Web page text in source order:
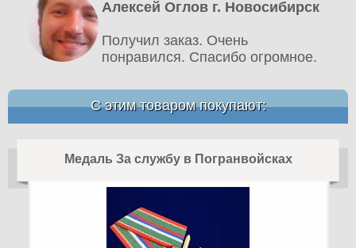
Алексей Оглов г. Новосибирск
Получил заказ. Очень
понравился. Спасибо огромное.
С этим товаром покупают:
Медаль За службу в Погранвойсках